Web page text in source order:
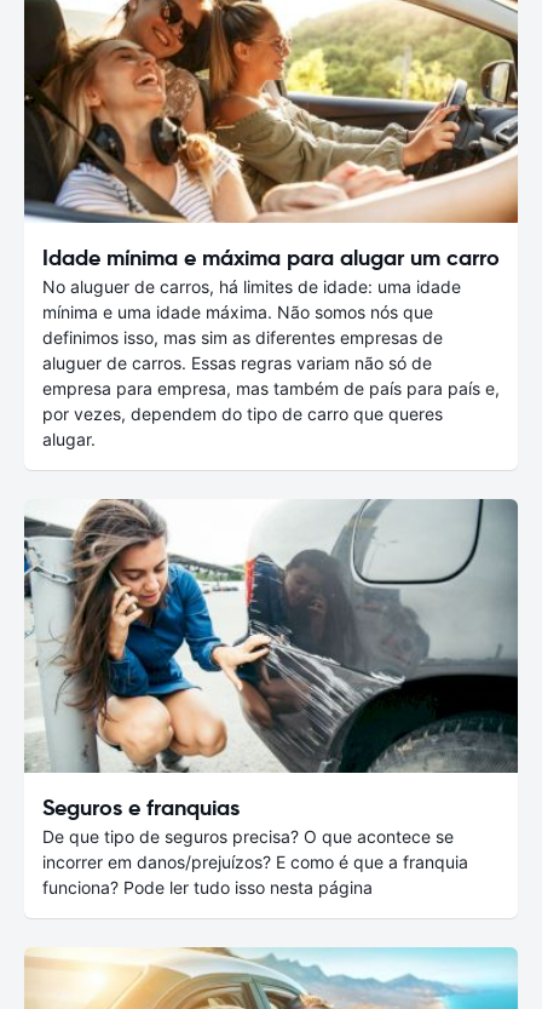
Idade mínima e máxima para alugar um carro
No aluguer de carros, há limites de idade: uma idade
mínima e uma idade máxima. Não somos nós que
definimos isso, mas sim as diferentes empresas de
aluguer de carros. Essas regras variam não só de
empresa para empresa, mas também de país para país e,
por vezes, dependem do tipo de carro que queres
alugar.
Seguros e franquias
De que tipo de seguros precisa? O que acontece se
incorrer em danos/prejuízos? E como é que a franquia
funciona? Pode ler tudo isso nesta página